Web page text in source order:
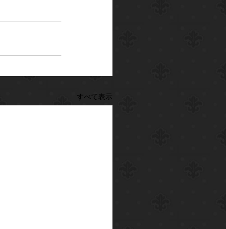
すべて表示